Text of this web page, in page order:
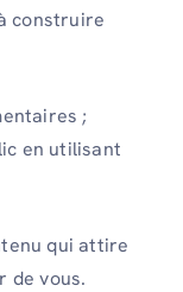
construire
;
en utilisant
qui attire
de vous.